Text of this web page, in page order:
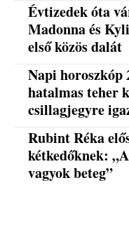
Évtizedek óta
Madonna és
első közös dalát
Napi horoszkóp
hatalmas teher
csillagjegyre
Rubint Réka
kétkedőknek:
vagyok beteg”